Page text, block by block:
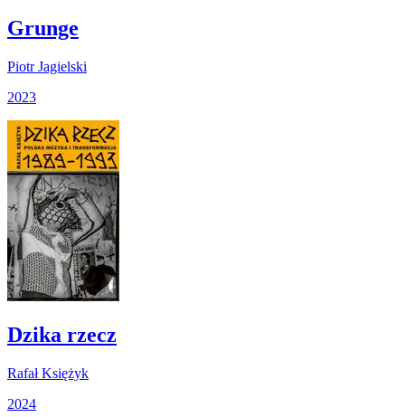
Grunge
Piotr Jagielski
2023
Dzika rzecz
Rafał Księżyk
2024